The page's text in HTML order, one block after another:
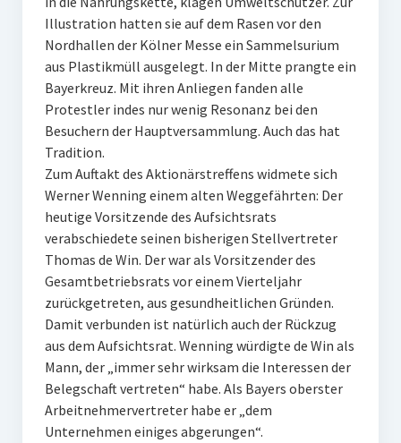
Illustration hatten sie auf dem Rasen vor den
Nordhallen der Kölner Messe ein Sammelsurium
aus Plastikmüll ausgelegt. In der Mitte prangte ein
Bayerkreuz. Mit ihren Anliegen fanden alle
Protestler indes nur wenig Resonanz bei den
Besuchern der Hauptversammlung. Auch das hat
Tradition.
Zum Auftakt des Aktionärstreffens widmete sich
Werner Wenning einem alten Weggefährten: Der
heutige Vorsitzende des Aufsichtsrats
verabschiedete seinen bisherigen Stellvertreter
Thomas de Win. Der war als Vorsitzender des
Gesamtbetriebsrats vor einem Vierteljahr
zurückgetreten, aus gesundheitlichen Gründen.
Damit verbunden ist natürlich auch der Rückzug
aus dem Aufsichtsrat. Wenning würdigte de Win als
Mann, der „immer sehr wirksam die Interessen der
Belegschaft vertreten“ habe. Als Bayers oberster
Arbeitnehmervertreter habe er „dem
Unternehmen einiges abgerungen“.